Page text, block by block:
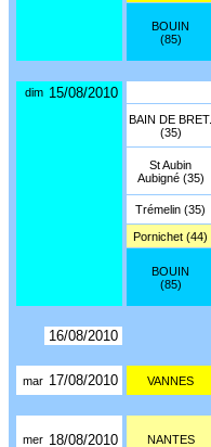
BOUIN
(85)
dim 15/08/2010
BAIN DE BRET.
(35)
St Aubin
Aubigné (35)
Trémelin (35)
Pornichet (44)
BOUIN
(85)
16/08/2010
mar 17/08/2010 VANNES
mer 18/08/2010 NANTES